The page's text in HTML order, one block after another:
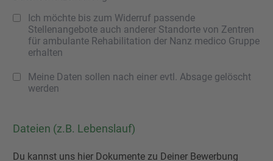
Ich möchte bis zum Widerruf passende
Stellenangebote auch anderer Standorte von Zentren
für ambulante Rehabilitation der Nanz medico Gruppe
erhalten
Meine Daten sollen nach einer evtl. Absage gelöscht
werden
Dateien (z.B. Lebenslauf)
Du kannst uns hier Dokumente zu Deiner Bewerbung